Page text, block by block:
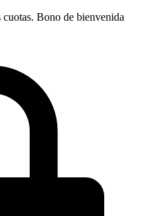
Bono de bienvenida